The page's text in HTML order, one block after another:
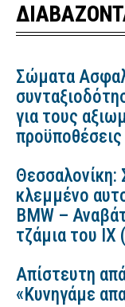
Σώματα
για τους
προϋποθέσεις
κλεμμένο
BMW –
τζάμια του ΙΧ
Απίστευτη
«Κυνηγάμε